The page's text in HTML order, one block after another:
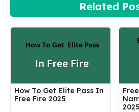
Related
How To Get Elite Pass In
Free Fire 2025
2025